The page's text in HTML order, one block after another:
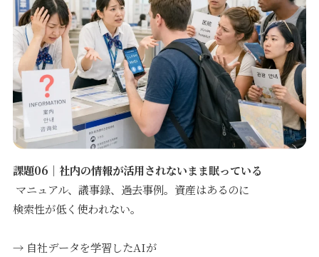
課題06｜社内の情報が活用されないまま眠っている
マニュアル、議事録、過去事例。資産はあるのに
検索性が低く使われない。
→ 自社データを学習したAIが